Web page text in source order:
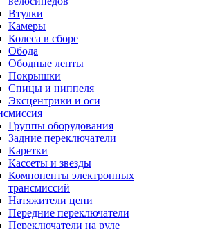
Втулки
Камеры
Колеса в сборе
Обода
Ободные ленты
Покрышки
Спицы и ниппеля
Эксцентрики и оси
Группы оборудования
Задние переключатели
Каретки
Кассеты и звезды
Компоненты электронных
трансмиссий
Натяжители цепи
Передние переключатели
Переключатели на руле